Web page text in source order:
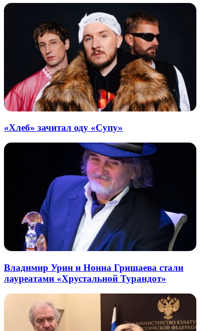
«Хлеб» зачитал оду «Супу»
Владимир Урин и Нонна Гришаева стали
лауреатами «Хрустальной Турандот»